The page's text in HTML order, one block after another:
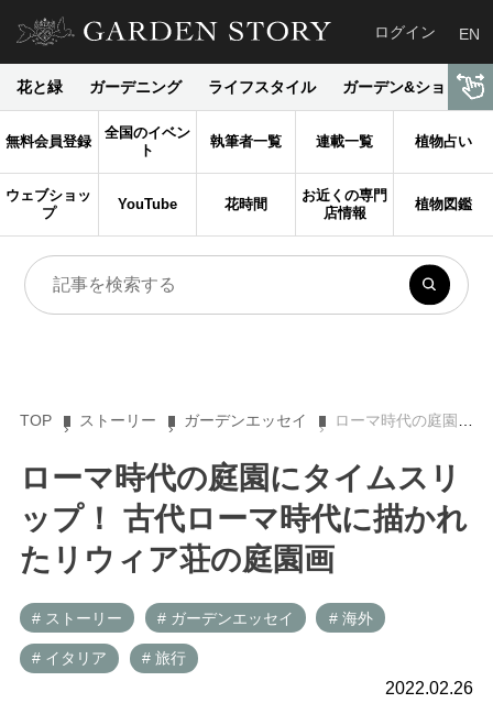
ログイン EN
花と緑 ガーデニング ライフスタイル ガーデン&ショップ
無料会員登録
全国のイベン
ト
執筆者一覧 連載一覧 植物占い
ウェブショッ
プ
YouTube 花時間
お近くの専門
店情報
植物図鑑
TOP ストーリー ガーデンエッセイ ローマ時代の庭園にタイムスリップ！ 古代ローマ時代に描かれたリウィア荘の庭園画
ローマ時代の庭園にタイムスリ
ップ！ 古代ローマ時代に描かれ
たリウィア荘の庭園画
# ストーリー # ガーデンエッセイ # 海外
# イタリア # 旅行
2022.02.26